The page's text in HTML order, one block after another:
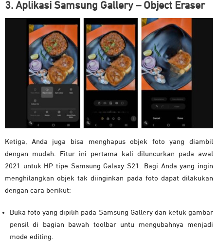
3. Aplikasi Samsung Gallery – Object Eraser
Ketiga, Anda juga bisa menghapus objek foto yang diambil
dengan mudah. Fitur ini pertama kali diluncurkan pada awal
2021 untuk HP tipe Samsung Galaxy S21. Bagi Anda yang ingin
menghilangkan objek tak diinginkan pada foto dapat dilakukan
dengan cara berikut:
Buka foto yang dipilih pada Samsung Gallery dan ketuk gambar
pensil di bagian bawah toolbar untu mengubahnya menjadi
mode editing.